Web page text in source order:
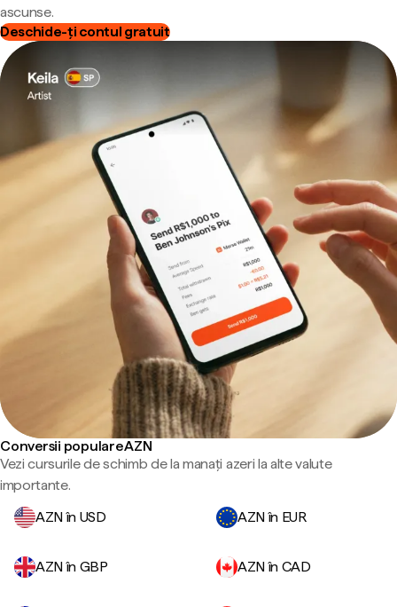
ascunse.
Deschide-ți contul gratuit
Conversii populare AZN
Vezi cursurile de schimb de la manați azeri la alte valute
importante.
AZN în USD
AZN în EUR
AZN în GBP AZN în CAD